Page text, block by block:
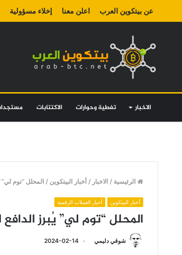
عن بيتكوين العرب اعلن معنا إخلاء مسؤولية
الاخبار تغطية وحوارات الاكتتابات
الرئيسية / الاخبار / أخبار البيتكوين / المحلل “توم لي”
أخبار البيتكوين أخبار العملات الرقمية
المحلل “توم لي” يُبرز
شوقي دليمي 2024-02-14